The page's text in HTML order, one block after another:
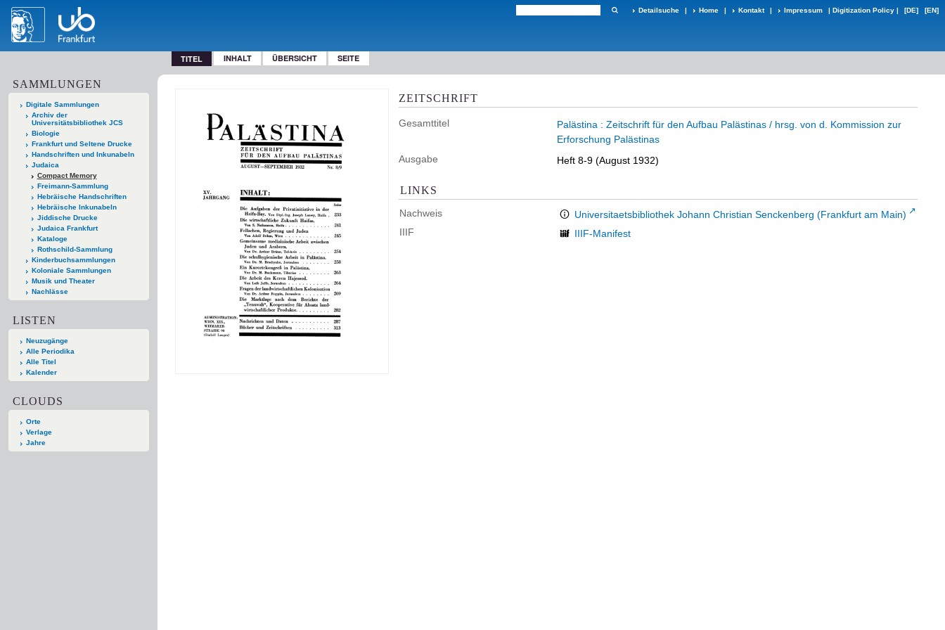
Detailsuche | Home | Kontakt | Impressum | Digitization Policy | [DE] [EN]
TITEL INHALT ÜBERSICHT SEITE
SAMMLUNGEN
Digitale Sammlungen
Archiv der
Universitätsbibliothek JCS
Biologie
Frankfurt und Seltene Drucke
Handschriften und Inkunabeln
Judaica
Compact Memory
Freimann-Sammlung
Hebräische Handschriften
Hebräische Inkunabeln
Jiddische Drucke
Judaica Frankfurt
Kataloge
Rothschild-Sammlung
Kinderbuchsammlungen
Koloniale Sammlungen
Musik und Theater
Nachlässe
LISTEN
Neuzugänge
Alle Periodika
Alle Titel
Kalender
CLOUDS
Orte
Verlage
Jahre
ZEITSCHRIFT
Gesamttitel
Palästina : Zeitschrift für den Aufbau Palästinas / hrsg. von d. Kommission zur
Erforschung Palästinas
Ausgabe
Heft 8-9 (August 1932)
LINKS
Nachweis
Universitaetsbibliothek Johann Christian Senckenberg (Frankfurt am Main)
IIIF
IIIF-Manifest